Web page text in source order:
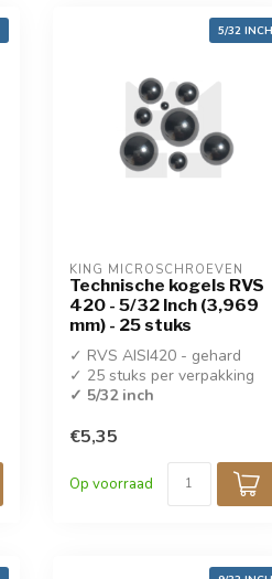
5/32 INCH
KING MICROSCHROEVEN
Technische kogels RVS
420 - 5/32 Inch (3,969
mm) - 25 stuks
✓ RVS AISI420 - gehard
✓ 25 stuks per verpakking
✓ 5/32 inch
€5,35
Op voorraad